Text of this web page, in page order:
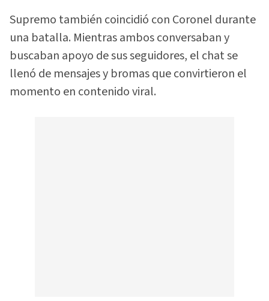
Supremo también coincidió con Coronel durante
una batalla. Mientras ambos conversaban y
buscaban apoyo de sus seguidores, el chat se
llenó de mensajes y bromas que convirtieron el
momento en contenido viral.